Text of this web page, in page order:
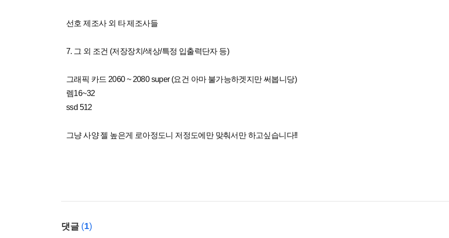
선호 제조사 외 타 제조사들
7. 그 외 조건 (저장장치/색상/특정 입출력단자 등)
그래픽 카드 2060 ~ 2080 super (요건 아마 불가능하겟지만 써봅니당)
렘16~32
ssd 512
그냥 사양 젤 높은게 로아정도니 저정도에만 맞춰서만 하고싶습니다!!
댓글 (1)